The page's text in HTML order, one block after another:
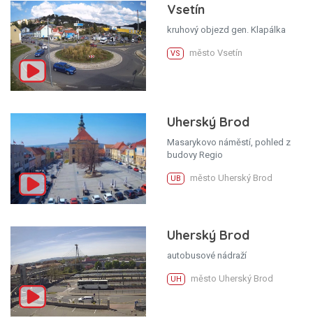
Vsetín
kruhový objezd gen. Klapálka
VS město Vsetín
Uherský Brod
Masarykovo náměstí, pohled z
budovy Regio
UB město Uherský Brod
Uherský Brod
autobusové nádraží
UH město Uherský Brod